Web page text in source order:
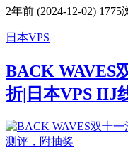
2年前 (2024-12-02) 1775
日本VPS
BACK WAVES
折|日本VPS IIJ